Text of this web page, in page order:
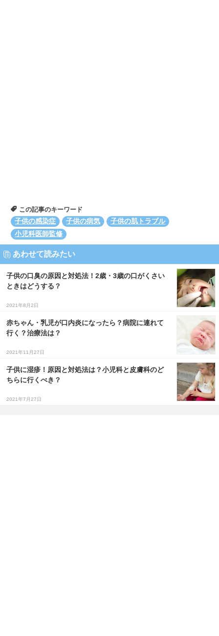
この記事のキーワード
子供の感染症
子供の病気
子供の肌トラブル
小児科医師監修
あわせて読みたい
子供の口臭の原因と対処法！2歳・3歳の口がくさい
ときはどうする？
2021年8月2日
赤ちゃん・乳児が口内炎になったら？病院に連れて
行く？治療法は？
2021年11月27日
子供に湿疹！原因と対処法は？小児科と皮膚科のど
ちらに行くべき？
2021年7月27日